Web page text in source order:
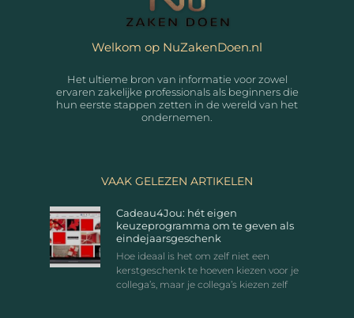
Welkom op NuZakenDoen.nl
Het ultieme bron van informatie voor zowel
ervaren zakelijke professionals als beginners die
hun eerste stappen zetten in de wereld van het
ondernemen.
VAAK GELEZEN ARTIKELEN
Cadeau4Jou: hét eigen
keuzeprogramma om te geven als
eindejaarsgeschenk
Hoe ideaal is het om zelf niet een
kerstgeschenk te hoeven kiezen voor je
collega’s, maar je collega’s kiezen zelf